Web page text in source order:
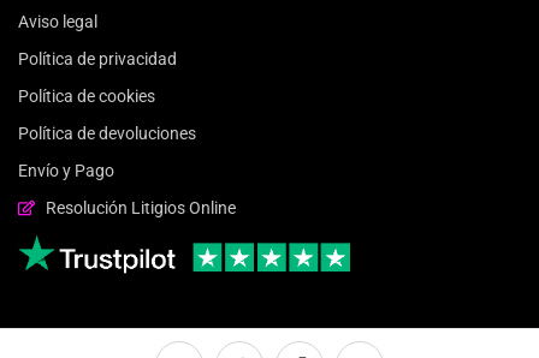
Aviso legal
Política de privacidad
Política de cookies
Política de devoluciones
Envío y Pago
Resolución Litigios Online